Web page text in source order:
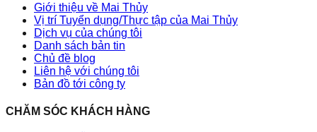
Giới thiệu về Mai Thủy
Vị trí Tuyển dụng/Thực tập của Mai Thủy
Dịch vụ của chúng tôi
Danh sách bản tin
Chủ đề blog
Liên hệ với chúng tôi
Bản đồ tới công ty
CHĂM SÓC KHÁCH HÀNG